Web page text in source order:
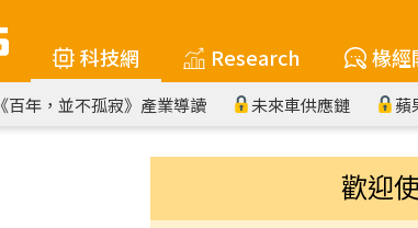
科技網 Research 椽經
《百年，並不孤寂》產業導讀 未來車供應鏈 蘋
歡迎